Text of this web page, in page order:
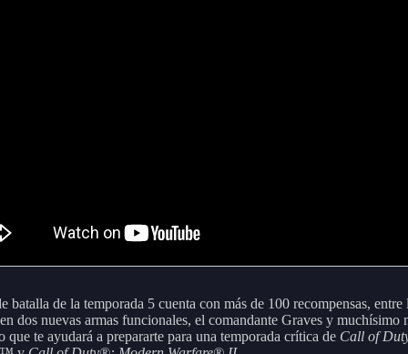
batalla de la temporada 5 cuenta con más de 100 recompensas, entre
dos nuevas armas funcionales, el comandante Graves y muchísimo
que te ayudará a prepararte para una temporada crítica de Call of